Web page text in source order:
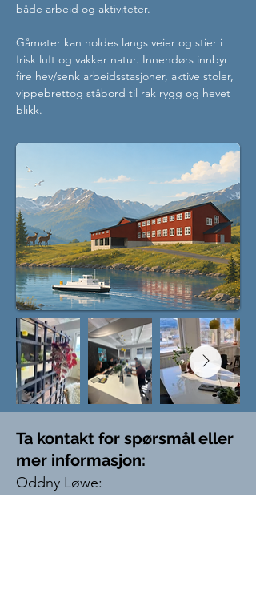
både arbeid og aktiviteter.
Gåmøter kan holdes langs veier og stier i
frisk luft og vakker natur. Innendørs innbyr
fire hev/senk arbeidsstasjoner, aktive stoler,
vippebrettog ståbord til rak rygg og hevet
blikk.
Ta kontakt for spørsmål eller
mer informasjon:
Oddny Løwe: